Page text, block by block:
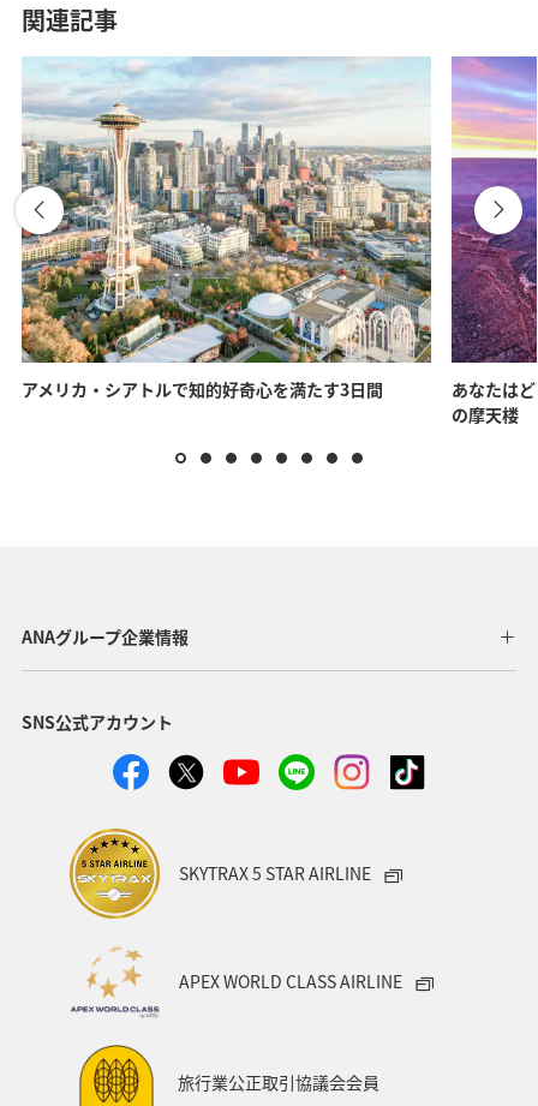
関連記事
アメリカ・シアトルで知的好奇心を満たす3日間
あなたは
の摩天楼
ANAグループ企業情報
SNS公式アカウント
SKYTRAX 5 STAR AIRLINE
APEX WORLD CLASS AIRLINE
旅行業公正取引協議会会員